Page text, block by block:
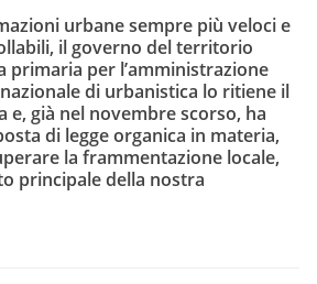
urbane sempre più veloci e
il governo del territorio
primaria per l’amministrazione
di urbanistica lo ritiene il
e, già nel novembre scorso, ha
di legge organica in materia,
la frammentazione locale,
principale della nostra